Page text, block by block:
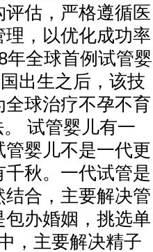
估，严格遵循医
，以优化成功率
年全球首例试管婴
出生之后，该技
球治疗不孕不育
试管婴儿有一
婴儿不是一代更
千秋。一代试管是
结合，主要解决管
办婚姻，挑选单
，主要解决精子